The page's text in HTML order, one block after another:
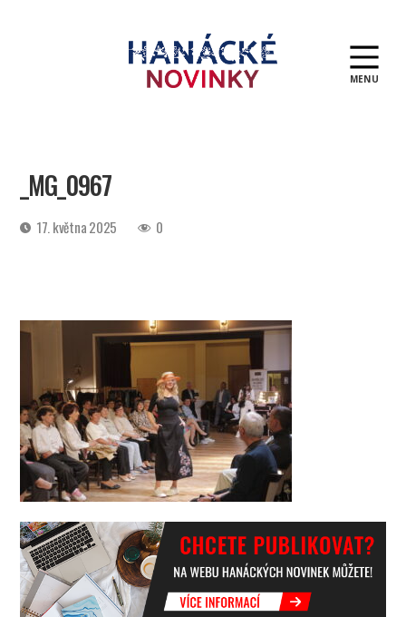
MENU
_MG_0967
Datum17. května 2025 0